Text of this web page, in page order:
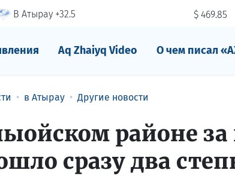
В Атырау +32.5 $ 469.85
Aq Zhaiyq Video О чем писал
в Атырау Другие новости
районе за
сразу два